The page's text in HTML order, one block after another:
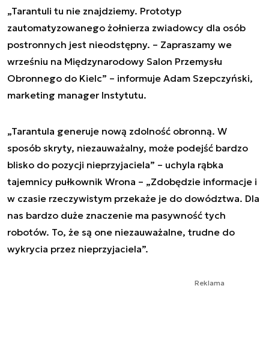
„Tarantuli tu nie znajdziemy. Prototyp
zautomatyzowanego żołnierza zwiadowcy dla osób
postronnych jest nieodstępny. – Zapraszamy we
wrześniu na Międzynarodowy Salon Przemysłu
Obronnego do Kielc” – informuje Adam Szepczyński,
marketing manager Instytutu.
„Tarantula generuje nową zdolność obronną. W
sposób skryty, niezauważalny, może podejść bardzo
blisko do pozycji nieprzyjaciela” – uchyla rąbka
tajemnicy pułkownik Wrona – „Zdobędzie informacje i
w czasie rzeczywistym przekaże je do dowództwa. Dla
nas bardzo duże znaczenie ma pasywność tych
robotów. To, że są one niezauważalne, trudne do
wykrycia przez nieprzyjaciela”.
Reklama